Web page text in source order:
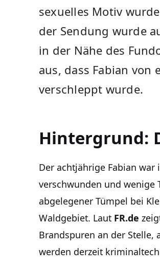
sexuelles Motiv
der Sendung wurde
in der Nähe des
aus, dass Fabian von
verschleppt wurde.
Hintergrund:
Der achtjährige Fabian
verschwunden und wenige
abgelegener Tümpel bei
Waldgebiet. Laut FR.de
Brandspuren an der Stelle,
werden derzeit